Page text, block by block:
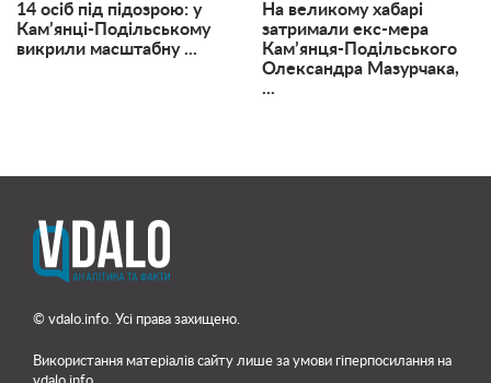
14 осіб під підозрою: у
Кам’янці-Подільському
викрили масштабну ...
На великому хабарі
затримали екс-мера
Кам’янця-Подільського
Олександра Мазурчака,
...
© vdalo.info. Усі права захищено.
Використання матеріалів сайту лише за умови гіперпосилання на
vdalo.info